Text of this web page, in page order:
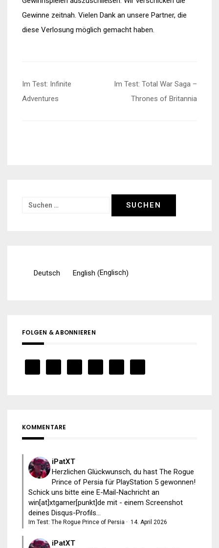
Gewinne zeitnah. Vielen Dank an unsere Partner, die
diese Verlosung möglich gemacht haben.
Beitragsnavigation
Im Test: Infinite
Adventures
Im Test: Total War Saga –
Thrones of Britannia
Suchen
Deutsch English (Englisch)
FOLGEN & ABONNIEREN
KOMMENTARE
iPatXT
Herzlichen Glückwunsch, du hast The Rogue
Prince of Persia für PlayStation 5 gewonnen!
Schick uns bitte eine E-Mail-Nachricht an
win[at]xtgamer[punkt]de mit - einem Screenshot
deines Disqus-Profils...
Im Test: The Rogue Prince of Persia · 14. April 2026
iPatXT